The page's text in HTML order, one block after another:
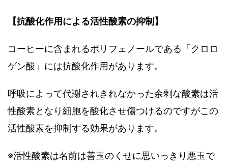
【抗酸化作用による活性酸素の抑制】
コーヒーに含まれるポリフェノールである「クロロ
ゲン酸」には抗酸化作用があります。
呼吸によって代謝されきれなかった余剰な酸素は活
性酸素となり細胞を酸化させ傷つけるのですがこの
活性酸素を抑制する効果があります。
※活性酸素は名前は善玉のくせに思いっきり悪玉で